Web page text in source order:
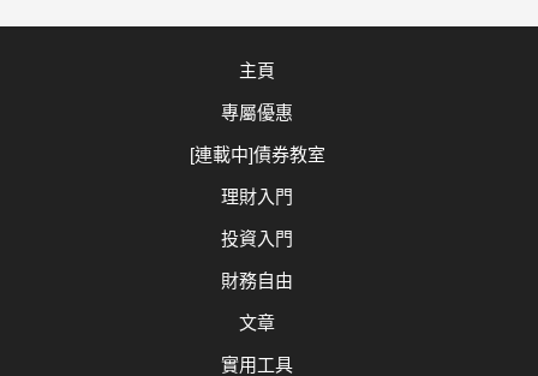
主頁
專屬優惠
[連載中]債券教室
理財入門
投資入門
財務自由
文章
實用工具